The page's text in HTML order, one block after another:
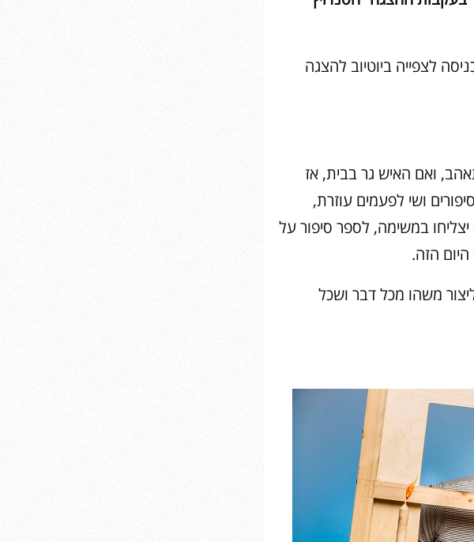
יפתח קישור הכניסה לצפייה ביוטיוב להצגה
ואם האיש גר בבית, אז
ושי לפעמים עוזרת,
במשימה, לספר סיפור על
הזה.
משהו מכל דבר ושכל